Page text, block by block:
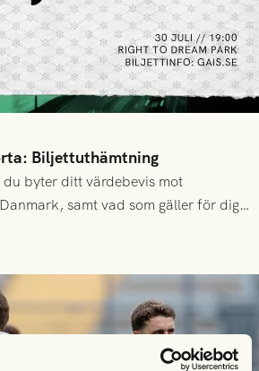
Biljettuthämtning
byter ditt värdebevis mot
samt vad som gäller för dig
fått förhinder.